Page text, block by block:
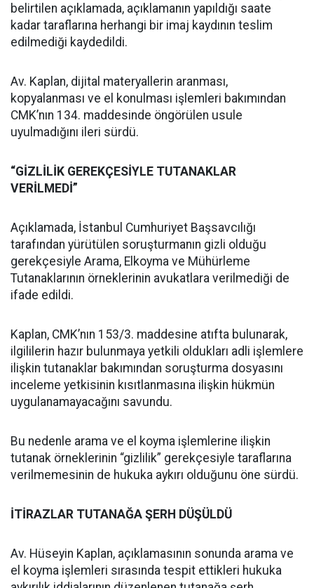
belirtilen açıklamada, açıklamanın yapıldığı saate
kadar taraflarına herhangi bir imaj kaydının teslim
edilmediği kaydedildi.
Av. Kaplan, dijital materyallerin aranması,
kopyalanması ve el konulması işlemleri bakımından
CMK’nın 134. maddesinde öngörülen usule
uyulmadığını ileri sürdü.
“GİZLİLİK GEREKÇESİYLE TUTANAKLAR
VERİLMEDİ”
Açıklamada, İstanbul Cumhuriyet Başsavcılığı
tarafından yürütülen soruşturmanın gizli olduğu
gerekçesiyle Arama, Elkoyma ve Mühürleme
Tutanaklarının örneklerinin avukatlara verilmediği de
ifade edildi.
Kaplan, CMK’nın 153/3. maddesine atıfta bulunarak,
ilgililerin hazır bulunmaya yetkili oldukları adli işlemlere
ilişkin tutanaklar bakımından soruşturma dosyasını
inceleme yetkisinin kısıtlanmasına ilişkin hükmün
uygulanamayacağını savundu.
Bu nedenle arama ve el koyma işlemlerine ilişkin
tutanak örneklerinin “gizlilik” gerekçesiyle taraflarına
verilmemesinin de hukuka aykırı olduğunu öne sürdü.
İTİRAZLAR TUTANAĞA ŞERH DÜŞÜLDÜ
Av. Hüseyin Kaplan, açıklamasının sonunda arama ve
el koyma işlemleri sırasında tespit ettikleri hukuka